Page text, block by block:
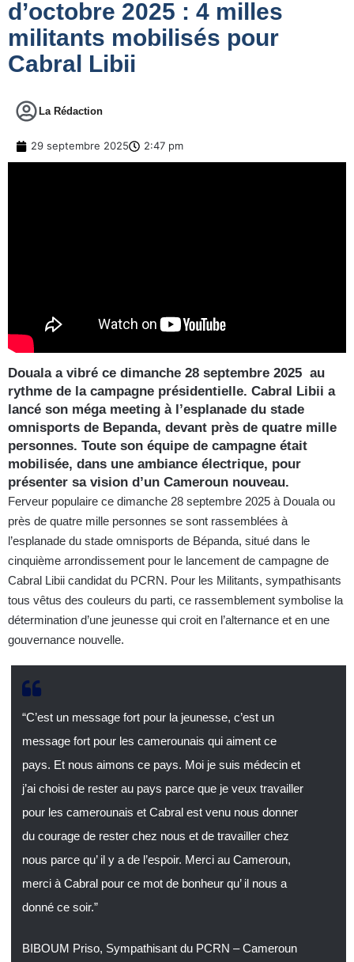
d’octobre 2025 : 4 milles
militants mobilisés pour
Cabral Libii
La Rédaction
29 septembre 2025 2:47 pm
Douala a vibré ce dimanche 28 septembre 2025 au
rythme de la campagne présidentielle. Cabral Libii a
lancé son méga meeting à l’esplanade du stade
omnisports de Bepanda, devant près de quatre mille
personnes. Toute son équipe de campagne était
mobilisée, dans une ambiance électrique, pour
présenter sa vision d’un Cameroun nouveau.
Ferveur populaire ce dimanche 28 septembre 2025 à Douala ou
près de quatre mille personnes se sont rassemblées à
l’esplanade du stade omnisports de Bépanda, situé dans le
cinquième arrondissement pour le lancement de campagne de
Cabral Libii candidat du PCRN. Pour les Militants, sympathisants
tous vêtus des couleurs du parti, ce rassemblement symbolise la
détermination d’une jeunesse qui croit en l’alternance et en une
gouvernance nouvelle.
“C’est un message fort pour la jeunesse, c’est un
message fort pour les camerounais qui aiment ce
pays. Et nous aimons ce pays. Moi je suis médecin et
j’ai choisi de rester au pays parce que je veux travailler
pour les camerounais et Cabral est venu nous donner
du courage de rester chez nous et de travailler chez
nous parce qu’ il y a de l’espoir. Merci au Cameroun,
merci à Cabral pour ce mot de bonheur qu’ il nous a
donné ce soir.”
BIBOUM Priso, Sympathisant du PCRN – Cameroun